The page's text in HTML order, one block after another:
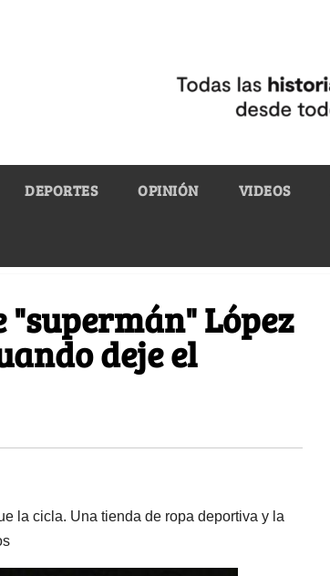
DEPORTES OPINIÓN VIDEOS
"supermán" López
deje el
la cicla. Una tienda de ropa deportiva y la